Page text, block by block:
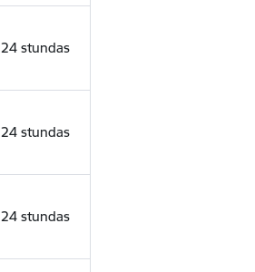
24 stundas
24 stundas
24 stundas